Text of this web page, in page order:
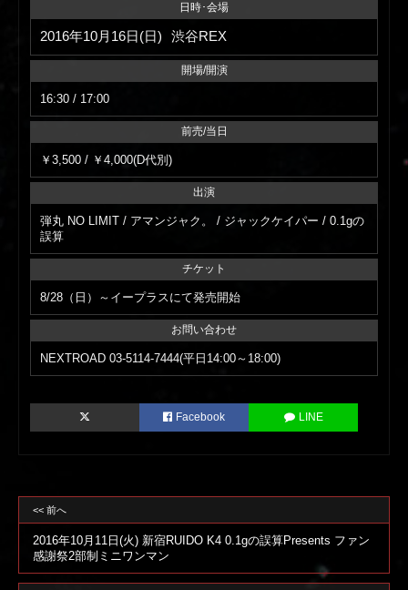
09月
日時･会場
2016年10月16日(日) 渋谷REX
開場/開演
16:30 / 17:00
前売/当日
￥3,500 / ￥4,000(D代別)
出演
弾丸 NO LIMIT / アマンジャク。 / ジャックケイパー / 0.1gの
誤算
チケット
8/28（日）～イープラスにて発売開始
お問い合わせ
NEXTROAD 03-5114-7444(平日14:00～18:00)
Facebook LINE
<< 前へ
2016年10月11日(火) 新宿RUIDO K4 0.1gの誤算Presents ファン
感謝祭2部制ミニワンマン